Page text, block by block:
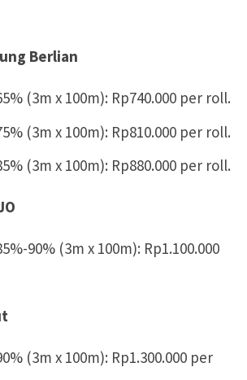
Berlian
(3m x 100m): Rp740.000 per roll.
(3m x 100m): Rp810.000 per roll.
(3m x 100m): Rp880.000 per roll.
90% (3m x 100m): Rp1.100.000
(3m x 100m): Rp1.300.000 per